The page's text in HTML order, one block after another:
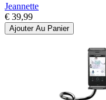
Jeannette
€ 39,99
Ajouter Au Panier